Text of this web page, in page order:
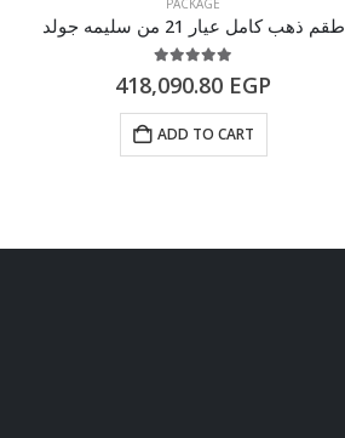
PACKAGE
طقم ذهب كامل عيار 21 من سليمه جولد
418,090.80 EGP
ADD TO CART